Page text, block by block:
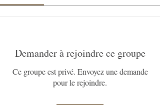
Demander à rejoindre ce groupe
Ce groupe est privé. Envoyez une demande
pour le rejoindre.